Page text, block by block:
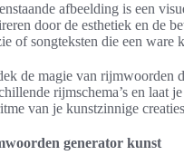
afbeelding is een
door de esthetiek en de
of songteksten die een ware
de magie van rijmwoorden
rijmschema’s en laat
van je kunstzinnige
generator kunst